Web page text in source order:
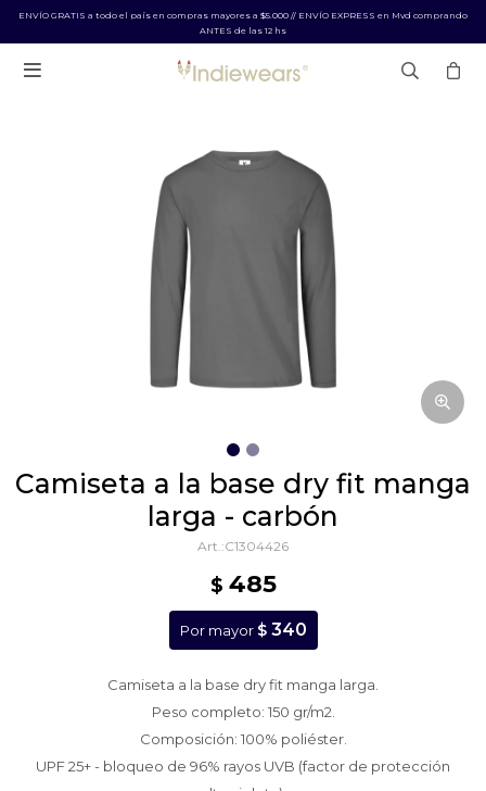
ENVÍO GRATIS a todo el país en compras mayores a $5.000 // ENVÍO EXPRESS en Mvd comprando
ANTES de las 12 hs

camiseta a la base dry fit manga
larga - carbón
C1304426
$ 485
Por mayor $ 340
Camiseta a la base dry fit manga larga.
Peso completo: 150 gr/m2.
Composición: 100% poliéster.
UPF 25+ - bloqueo de 96% rayos UVB (factor de protección